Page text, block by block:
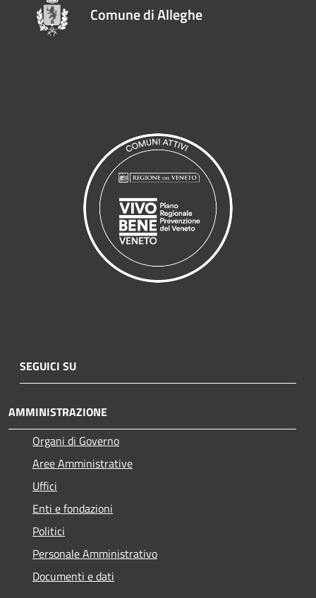
Comune di Alleghe
SEGUICI SU
AMMINISTRAZIONE
Organi di Governo
Aree Amministrative
Uffici
Enti e fondazioni
Politici
Personale Amministrativo
Documenti e dati